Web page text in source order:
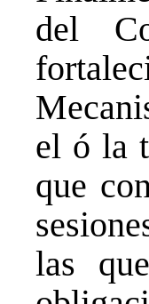
del
el ó la
que
las